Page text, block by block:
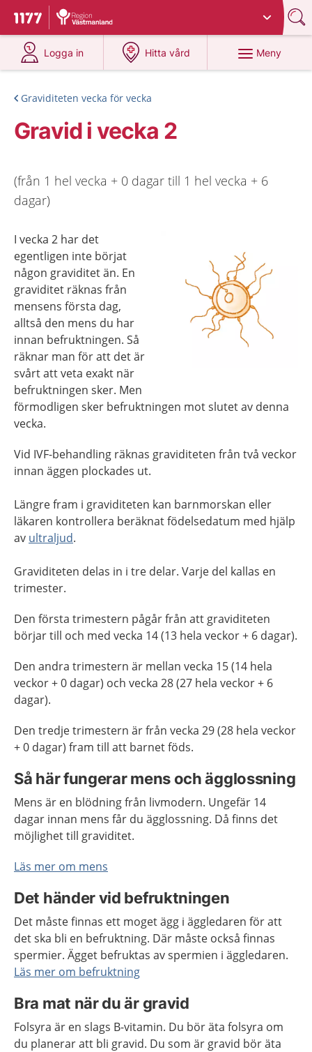
Till startsidan för 1177
Du har valt region
Logga in
på 1177.se
Hitta vård
på 1177.se
Meny
Graviditeten vecka för vecka
Gravid i vecka 2
(från 1 hel vecka + 0 dagar till 1 hel vecka + 6
dagar)
I vecka 2 har det
egentligen inte börjat
någon graviditet än. En
graviditet räknas från
mensens första dag,
alltså den mens du har
innan befruktningen. Så
räknar man för att det är
svårt att veta exakt när
befruktningen sker. Men
förmodligen sker befruktningen mot slutet av denna
vecka.
Vid IVF-behandling räknas graviditeten från två veckor
innan äggen plockades ut.
Längre fram i graviditeten kan barnmorskan eller
läkaren kontrollera beräknat födelsedatum med hjälp
av ultraljud.
Graviditeten delas in i tre delar. Varje del kallas en
trimester.
Den första trimestern pågår från att graviditeten
börjar till och med vecka 14 (13 hela veckor + 6 dagar).
Den andra trimestern är mellan vecka 15 (14 hela
veckor + 0 dagar) och vecka 28 (27 hela veckor + 6
dagar).
Den tredje trimestern är från vecka 29 (28 hela veckor
+ 0 dagar) fram till att barnet föds.
Så här fungerar mens och ägglossning
Mens är en blödning från livmodern. Ungefär 14
dagar innan mens får du ägglossning. Då finns det
möjlighet till graviditet.
Läs mer om mens
Det händer vid befruktningen
Det måste finnas ett moget ägg i äggledaren för att
det ska bli en befruktning. Där måste också finnas
spermier. Ägget befruktas av spermien i äggledaren.
Läs mer om befruktning
Bra mat när du är gravid
Folsyra är en slags B-vitamin. Du bör äta folsyra om
du planerar att bli gravid. Du som är gravid bör äta